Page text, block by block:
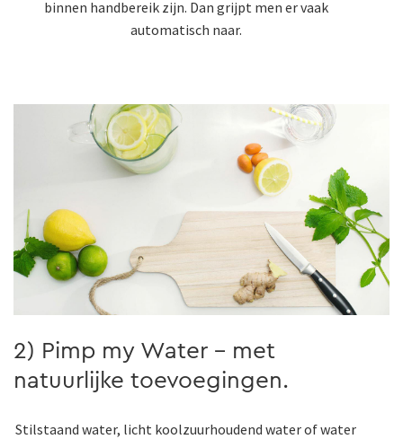
binnen handbereik zijn. Dan grijpt men er vaak
automatisch naar.
2) Pimp my Water - met
natuurlijke toevoegingen.
Stilstaand water, licht koolzuurhoudend water of water